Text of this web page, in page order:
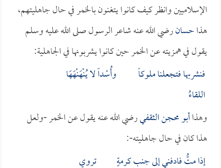
الإسلاميين وانظر كيف كانوا يتغنون بالخمر في حال جاهليتهم،
هذاحسانرضي الله عنه شاعر الرسول صلى الله عليه وسلم
يقول في همزيته عن الخمر حين كانوا يشربونها في الجاهلية:
فنشربها فتجعلنا ملوكاً وأُسْداً لا يُنْهَنْهَهَا
اللقاءُ
وهذاأبو محجن الثقفيرضي الله عنه يقول عن الخمر -ولعل
هذا كان في حال جاهليته-:
إذا متُّ فادفني إلى جنب كرمةٍ تروي